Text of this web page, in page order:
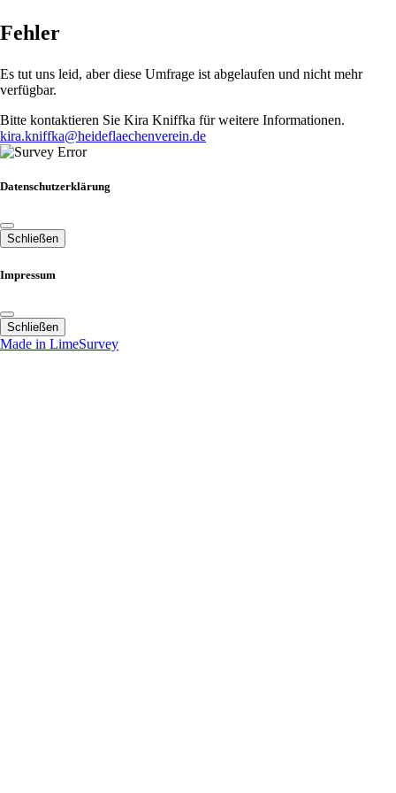
Fehler
Es tut uns leid, aber diese Umfrage ist abgelaufen und nicht mehr
verfügbar.
Bitte kontaktieren Sie Kira Kniffka für weitere Informationen.
kira.kniffka@heideflaechenverein.de
Datenschutzerklärung
Schließen
Impressum
Schließen
Made in LimeSurvey